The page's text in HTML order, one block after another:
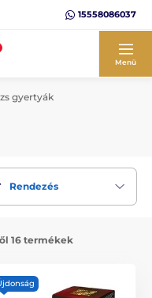
15558086037
Menü
gyertyák
Rendezés
16 termékek